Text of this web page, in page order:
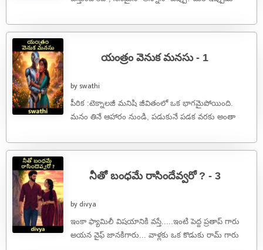
యంత్రం వెనుక మనసు - 1
by swathi
పీఠిక :టెక్నాలజీ మనిషి జీవితంలో ఒక భాగమైపోయింది.
మనం తినే ఆహారం నుండి, పడుకునే పడక వరకు అంతా
నీతో బంధమే రాసిందేవ్వరో ? - 3
by divya
ఇంకా ఫ్యామిలీ విషయానికి వస్తే.....ఇంటి పెద్ద ప్రతాప్ గారు
అయన వైఫ్ జానకిగారు... వాళ్లకు ఒక కొడుకు రామ్ గారు